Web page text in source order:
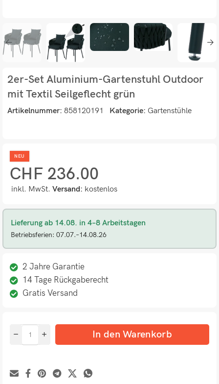
2er-Set Aluminium-Gartenstuhl Outdoor
mit Textil Seilgeflecht grün
Artikelnummer: 858120191 Kategorie: Gartenstühle
NEU
CHF 236.00
inkl. MwSt. Versand: kostenlos
Lieferung ab 14.08. in 4–8 Arbeitstagen
Betriebsferien: 07.07.–14.08.26
2 Jahre Garantie
14 Tage Rückgaberecht
Gratis Versand
In den Warenkorb